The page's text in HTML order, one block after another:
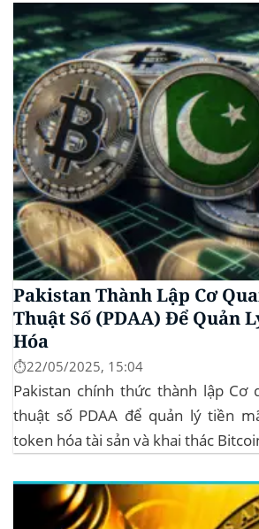
crypto hôm nay bùng nổ khi
tiên duy...
Pakistan Thành Lập Cơ
Thuật Số (PDAA) Để Quản
Hóa
⏱️22/05/2025, 15:04
Pakistan chính thức thành lập Cơ
thuật số PDAA để quản lý tiền
token hóa tài sản và khai thác
vĩ môChỉ số Sợ hãi và Tham lam...